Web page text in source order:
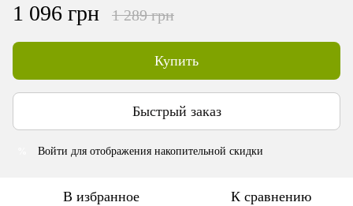
1 096 грн 1 289 грн
Купить
Быстрый заказ
Войти для отображения накопительной скидки
В избранное К сравнению